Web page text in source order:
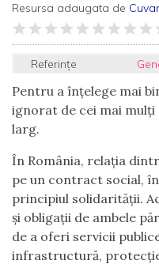
Resursa adaugata de
Referințe
Pentru a înțelege mai
ignorat de cei mai
larg.
În România, relația
pe un contract social,
principiul solidarității.
și obligații de ambele
de a oferi servicii
infrastructură,